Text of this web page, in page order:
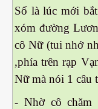
Số là lúc mới
xóm đường
cô Nữ (tui nhớ
,phía trên rạp
Nữ mà nói 1 câu
- Nhờ cô